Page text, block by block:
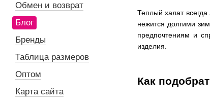
Теплый халат
нежится долгими
предпочтениям и
изделия.
Как
Обмен и возврат
Блог
Бренды
Таблица размеров
Оптом
Карта сайта